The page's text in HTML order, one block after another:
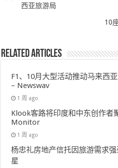
西亚旅游局
10
Related Articles
F1、10月大型活动推动马来西
– Newswav
1 周 ago
Klook客路将印度和中东创作者
Monitor
1 周 ago
杨忠礼房地产信托因旅游需求
星